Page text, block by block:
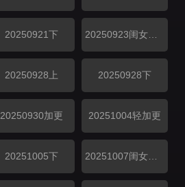
20250921下 20250923闺女超有料
20250928上 20250928下
20250930加更 20251004轻加更
20251005下 20251007闺女超有料